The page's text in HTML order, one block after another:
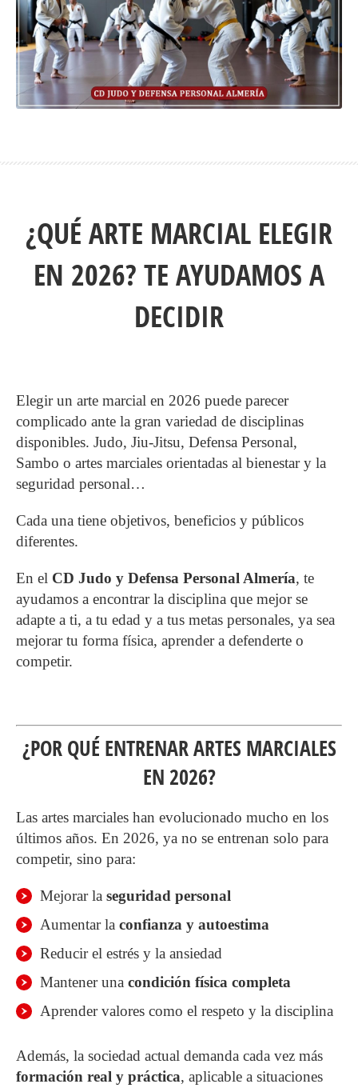
¿QUÉ ARTE MARCIAL ELEGIR
EN 2026? TE AYUDAMOS A
DECIDIR
Elegir un arte marcial en 2026 puede parecer
complicado ante la gran variedad de disciplinas
disponibles. Judo, Jiu-Jitsu, Defensa Personal,
Sambo o artes marciales orientadas al bienestar y la
seguridad personal…
Cada una tiene objetivos, beneficios y públicos
diferentes.
En el CD Judo y Defensa Personal Almería, te
ayudamos a encontrar la disciplina que mejor se
adapte a ti, a tu edad y a tus metas personales, ya sea
mejorar tu forma física, aprender a defenderte o
competir.
¿POR QUÉ ENTRENAR ARTES MARCIALES
EN 2026?
Las artes marciales han evolucionado mucho en los
últimos años. En 2026, ya no se entrenan solo para
competir, sino para:
Mejorar la seguridad personal
Aumentar la confianza y autoestima
Reducir el estrés y la ansiedad
Mantener una condición física completa
Aprender valores como el respeto y la disciplina
Además, la sociedad actual demanda cada vez más
formación real y práctica, aplicable a situaciones